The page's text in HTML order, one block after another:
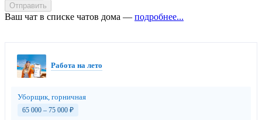
Отправить
Ваш чат в списке чатов дома — подробнее...
Работа на лето
Уборщик, горничная
65 000 – 75 000 ₽